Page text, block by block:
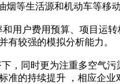
等生活源和机动车等移
用户费用预算、项目运
有较强的模拟分析能力。
，同时更为注重多空气
的持续提升 ，相应企